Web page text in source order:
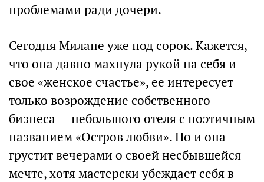
проблемами ради дочери.
Сегодня Милане уже под сорок. Кажется,
что она давно махнула рукой на себя и
свое «женское счастье», ее интересует
только возрождение собственного
бизнеса — небольшого отеля с поэтичным
названием «Остров любви». Но и она
грустит вечерами о своей несбывшейся
мечте, хотя мастерски убеждает себя в